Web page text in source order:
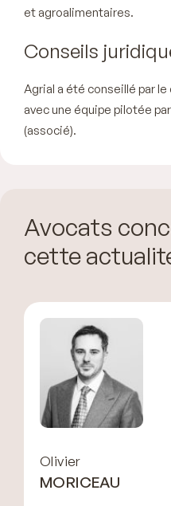
et agroalimentaires.
Conseils
Agrial a été conseillé par
avec une équipe pilotée
(associé).
Avocats
cette
Olivier
MORICEAU